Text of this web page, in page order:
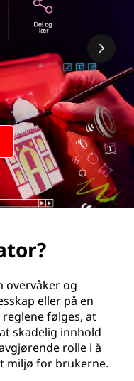
overvåker og
eller på en
følges, at
skadelig innhold
rolle i å
miljø for brukerne.